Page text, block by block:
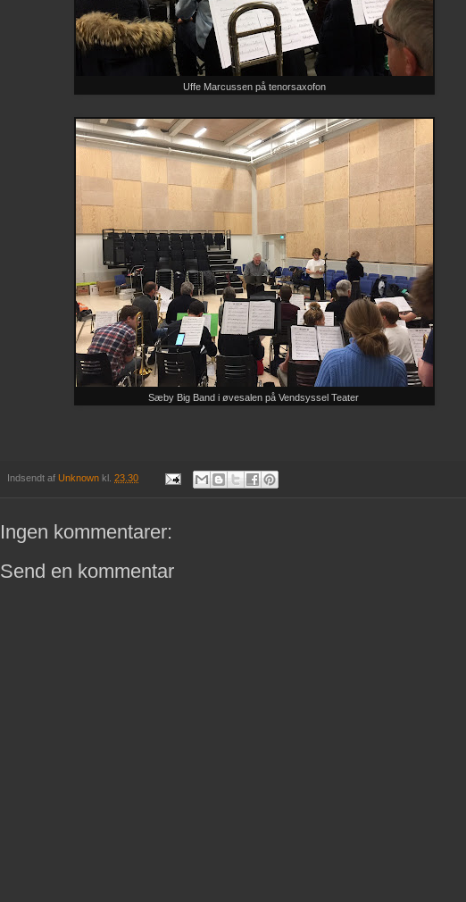
Uffe Marcussen på tenorsaxofon
Sæby Big Band i øvesalen på Vendsyssel Teater
Indsendt af Unknown kl. 23.30
Ingen kommentarer:
Send en kommentar